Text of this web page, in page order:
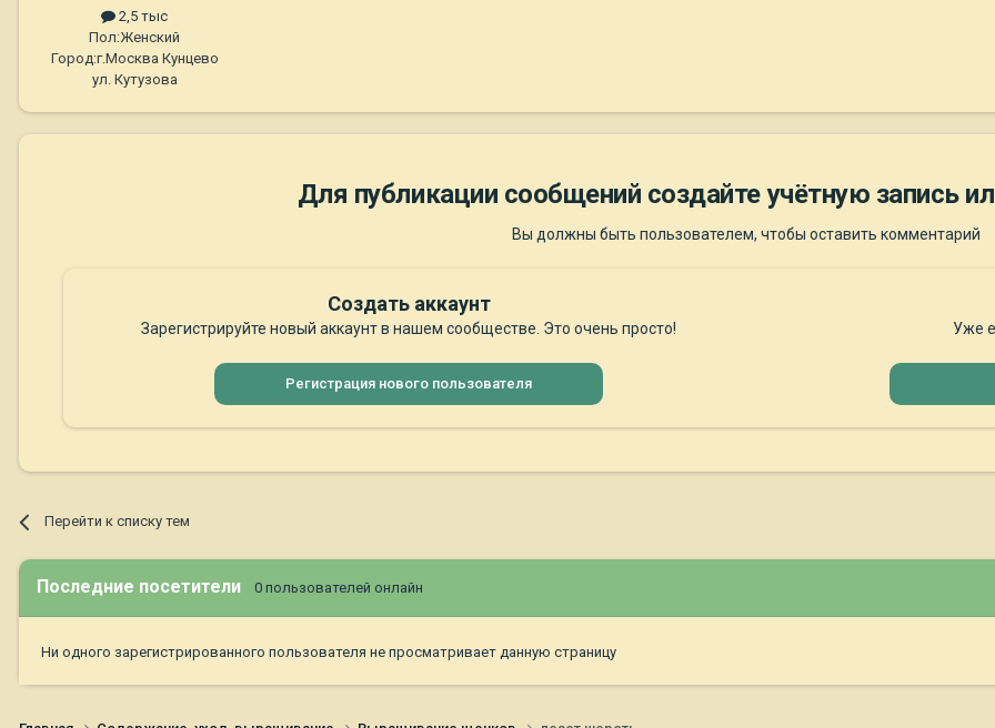
2,5 тыс
Пол:Женский
Город:г.Москва Кунцево
ул. Кутузова
Для публикации сообщений создайте учётную запись
Вы должны быть пользователем, чтобы оставить комментарий
Создать аккаунт
Зарегистрируйте новый аккаунт в нашем сообществе. Это очень просто!
Регистрация нового пользователя
Уже
Перейти к списку тем
Последние посетители 0 пользователей онлайн
Ни одного зарегистрированного пользователя не просматривает данную страницу